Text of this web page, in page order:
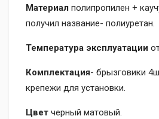
Материал полипропилен +
получил название- полиуретан.
Температура эксплуатации
Комплектация- брызговики
крепежи для установки.
Цвет черный матовый.